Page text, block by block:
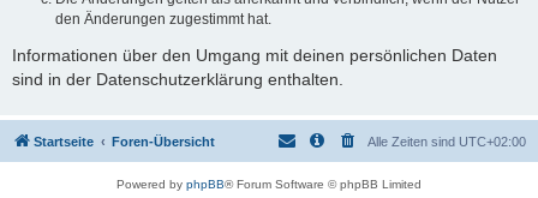
den Änderungen zugestimmt hat.
Informationen über den Umgang mit deinen persönlichen Daten
sind in der Datenschutzerklärung enthalten.
Startseite Foren-Übersicht Alle Zeiten sind UTC+02:00
Powered by phpBB® Forum Software © phpBB Limited